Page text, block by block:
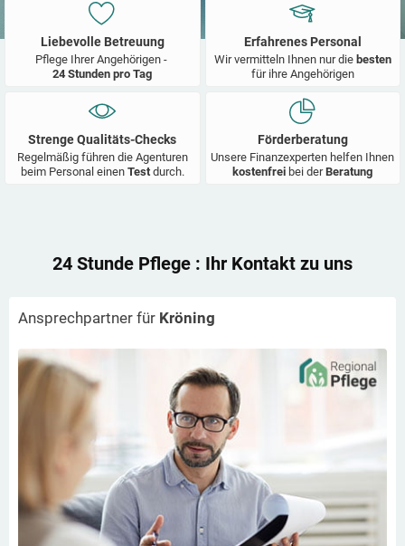
Liebevolle Betreuung
Pflege Ihrer Angehörigen -
24 Stunden pro Tag
Erfahrenes Personal
Wir vermitteln Ihnen nur die besten
für ihre Angehörigen
Strenge Qualitäts-Checks
Regelmäßig führen die Agenturen
beim Personal einen Test durch.
Förderberatung
Unsere Finanzexperten helfen Ihnen
kostenfrei bei derBeratung
24 Stunde Pflege : Ihr Kontakt zu uns
Ansprechpartner für Kröning